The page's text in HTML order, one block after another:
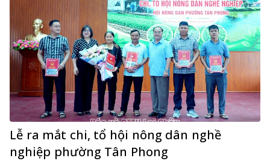
Lễ ra mắt chi, tổ hội nông dân nghề
nghiệp phường Tân Phong